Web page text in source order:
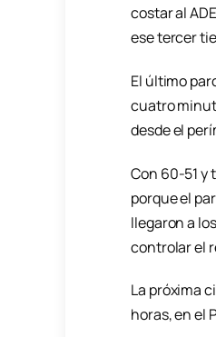
costar al
ese tercer
El último
cuatro
desde el
Con 60-51 y
porque el
llegaron a
controlar el
La próxima
horas, en el